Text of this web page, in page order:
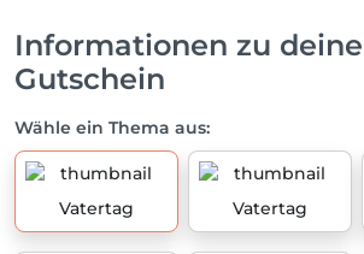
Informationen zu
Gutschein
Wähle ein Thema aus:
Vatertag Vatertag